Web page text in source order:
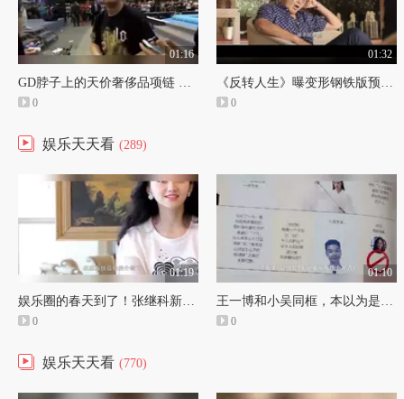
01:16
GD脖子上的天价奢侈品项链 王思聪竟买来当狗链
0
01:32
《反转人生》曝变形钢铁版预告 特效超赞惊呆观众
0
娱乐天天看 (289)
01:19
娱乐圈的春天到了！张继科新恋情被曝光，忘记旧爱景甜了？
0
01:10
王一博和小吴同框，本以为是天差地别，没想到是复制粘贴
0
娱乐天天看 (770)